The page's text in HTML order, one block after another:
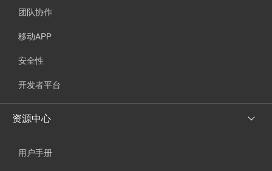
团队协作
移动APP
安全性
开发者平台
资源中心
用户手册